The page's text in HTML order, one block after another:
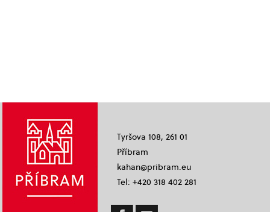
Tyršova 108, 261 01
Příbram
kahan@pribram.eu
Tel: +420 318 402 281